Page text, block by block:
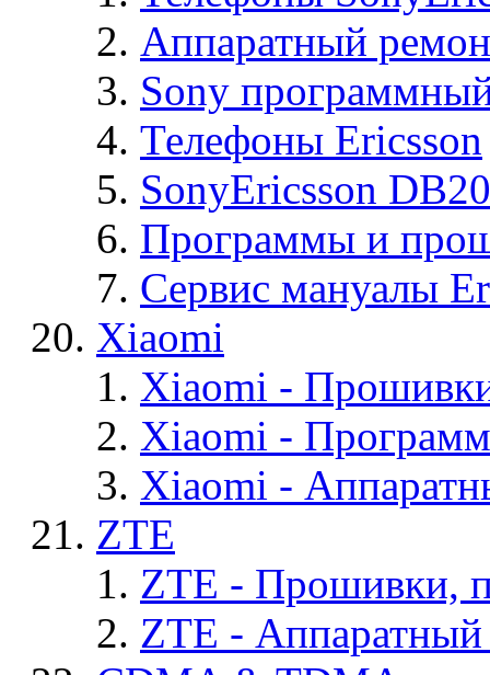
Аппаратный
Sony
Телефоны Ericsson
SonyEricsson
Программы и
Сервис мануалы
Xiaomi
Xiaomi -
Xiaomi -
Xiaomi -
ZTE
ZTE - Прошивки,
ZTE -